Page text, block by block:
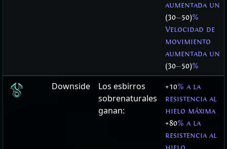
aumentada un
(30—50)%
Velocidad de
movimiento
aumentada un
(30—50)%
Downside
Los esbirros
sobrenaturales
ganan:
+10% a la
resistencia al
hielo máxima
+80% a la
resistencia al